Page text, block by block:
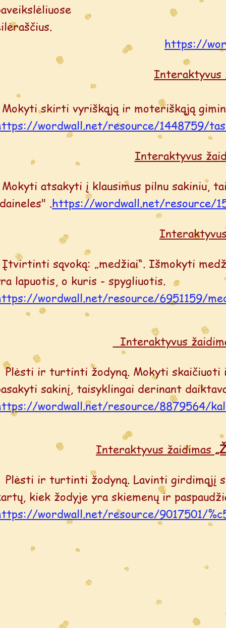
esančius
https://
Interaktyvus
skirti vyriškąją ir moteriškąją
wordwall.net/resource/1448759/
Interaktyvus
atsakyti į klausimus pilnu sakiniu,
.https://wordwall.net/resource/
sąvoką: „medžiai“. Išmokyti
lapuotis, o kuris - spygliuotis.
wordwall.net/resource/6951159/
Interaktyvus
ir turtinti žodyną. Mokyti skaičiuoti
sakinį, taisyklingai derinant
wordwall.net/resource/8879564/
Interaktyvus žaidimas
ir turtinti žodyną. Lavinti girdimąjį
kiek žodyje yra skiemenų ir
wordwall.net/resource/9017501/